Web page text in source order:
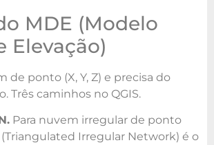
MDE (Modelo
Elevação)
de ponto (X, Y, Z) e precisa do
Três caminhos no QGIS.
Para nuvem irregular de ponto
Irregular Network) é o